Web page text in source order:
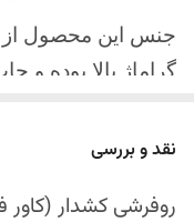
جنس این محصول از
گراماژ بالا بوده و
چهار گوشه این
نقد و بررسی
روفرشی کشدار